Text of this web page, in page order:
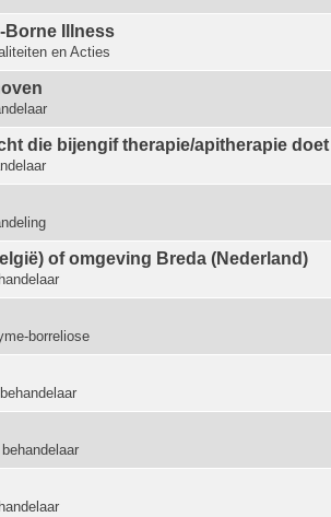
Borne Illness
en Acties
die bijengif therapie/apitherapie doet
of omgeving Breda (Nederland)
borreliose